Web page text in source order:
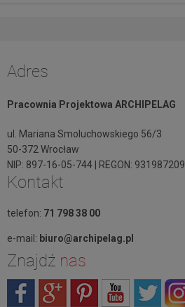
Adres
Pracownia Projektowa ARCHIPELAG
ul. Mariana Smoluchowskiego 56/3
50-372 Wrocław
NIP: 897-16-05-744 | REGON: 931987209
Kontakt
telefon: 71 798 38 00
e-mail: biuro@archipelag.pl
Znajdź nas